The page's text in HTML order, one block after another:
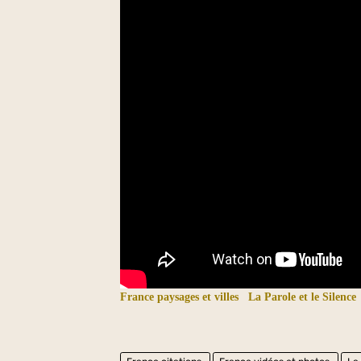
France paysages et villes La Parole et le Silence